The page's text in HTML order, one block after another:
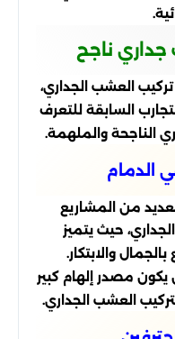
ناجح
العشب الجداري،
السابقة للتعرف
الناجحة والملهمة.
الدمام
من المشاريع
حيث يتميز
والابتكار.
مصدر إلهام كبير
العشب الجداري.